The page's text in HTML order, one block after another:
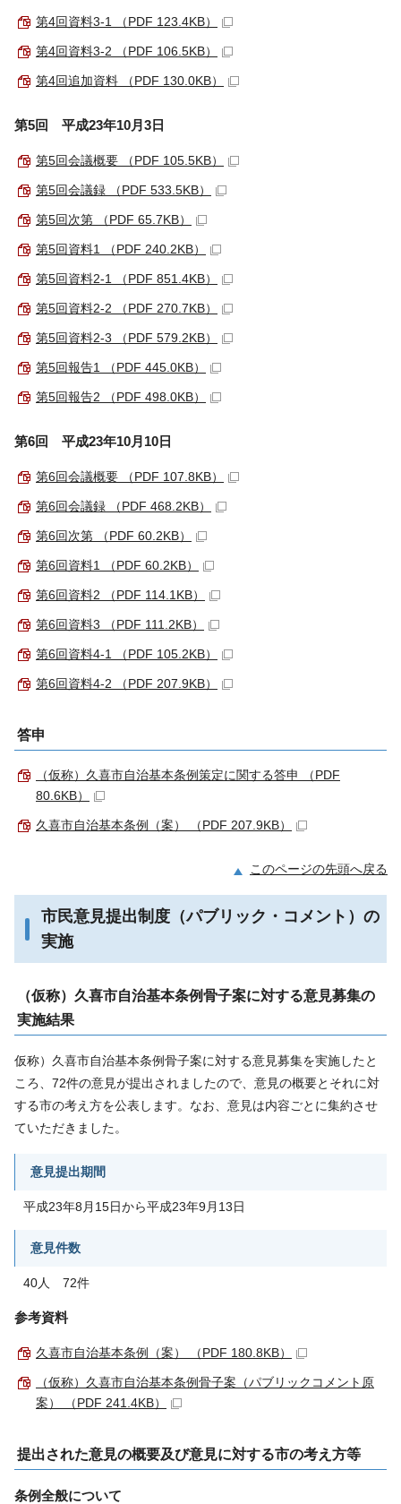
第4回資料3-1 （PDF 123.4KB）
第4回資料3-2 （PDF 106.5KB）
第4回追加資料 （PDF 130.0KB）
第5回 平成23年10月3日
第5回会議概要 （PDF 105.5KB）
第5回会議録 （PDF 533.5KB）
第5回次第 （PDF 65.7KB）
第5回資料1 （PDF 240.2KB）
第5回資料2-1 （PDF 851.4KB）
第5回資料2-2 （PDF 270.7KB）
第5回資料2-3 （PDF 579.2KB）
第5回報告1 （PDF 445.0KB）
第5回報告2 （PDF 498.0KB）
第6回 平成23年10月10日
第6回会議概要 （PDF 107.8KB）
第6回会議録 （PDF 468.2KB）
第6回次第 （PDF 60.2KB）
第6回資料1 （PDF 60.2KB）
第6回資料2 （PDF 114.1KB）
第6回資料3 （PDF 111.2KB）
第6回資料4-1 （PDF 105.2KB）
第6回資料4-2 （PDF 207.9KB）
答申
（仮称）久喜市自治基本条例策定に関する答申 （PDF
80.6KB）
久喜市自治基本条例（案） （PDF 207.9KB）
このページの先頭へ戻る
市民意見提出制度（パブリック・コメント）の
実施
（仮称）久喜市自治基本条例骨子案に対する意見募集の
実施結果
仮称）久喜市自治基本条例骨子案に対する意見募集を実施したと
ころ、72件の意見が提出されましたので、意見の概要とそれに対
する市の考え方を公表します。なお、意見は内容ごとに集約させ
ていただきました。
意見提出期間
平成23年8月15日から平成23年9月13日
意見件数
40人 72件
参考資料
久喜市自治基本条例（案） （PDF 180.8KB）
（仮称）久喜市自治基本条例骨子案（パブリックコメント原
案） （PDF 241.4KB）
提出された意見の概要及び意見に対する市の考え方等
条例全般について